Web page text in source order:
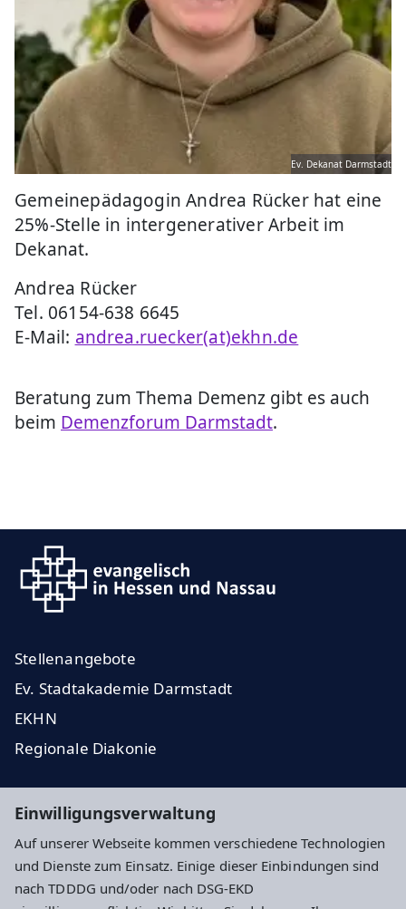
Einwilligungsverwaltung
Auf unserer Webseite kommen verschiedene Technologien
und Dienste zum Einsatz. Einige dieser Einbindungen sind
nach TDDDG und/oder nach DSG-EKD
Ev. Dekanat Darmstadt
Gemeinepädagogin Andrea Rücker hat eine
25%-Stelle in intergenerativer Arbeit im
Dekanat.
Andrea Rücker
Tel. 06154-638 6645
E-Mail: andrea.ruecker(at)ekhn.de
Beratung zum Thema Demenz gibt es auch
beim Demenzforum Darmstadt.
Stellenangebote
Ev. Stadtakademie Darmstadt
EKHN
Regionale Diakonie
Newsletter Anmeldung